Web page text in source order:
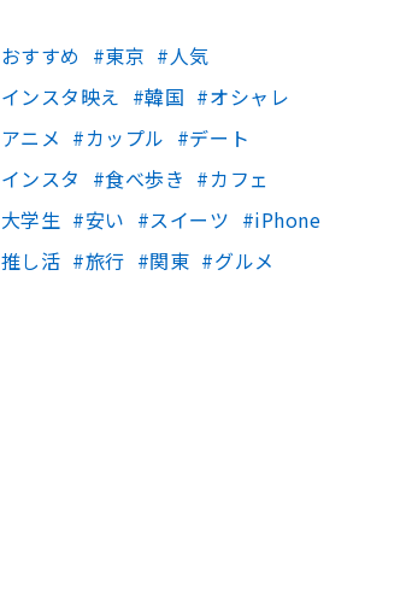
おすすめ 東京
人気
インスタ映え
韓国
オシャレ
アニメ
カップル
デート
インスタ
食べ歩き
カフェ
大学生
安い スイーツ
iPhone
推し活
旅行 関東 グルメ